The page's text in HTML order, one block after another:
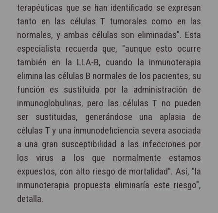
terapéuticas que se han identificado se expresan
tanto en las células T tumorales como en las
normales, y ambas células son eliminadas". Esta
especialista recuerda que, "aunque esto ocurre
también en la LLA-B, cuando la inmunoterapia
elimina las células B normales de los pacientes, su
función es sustituida por la administración de
inmunoglobulinas, pero las células T no pueden
ser sustituidas, generándose una aplasia de
células T y una inmunodeficiencia severa asociada
a una gran susceptibilidad a las infecciones por
los virus a los que normalmente estamos
expuestos, con alto riesgo de mortalidad". Así, "la
inmunoterapia propuesta eliminaría este riesgo",
detalla.